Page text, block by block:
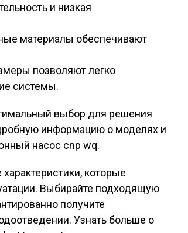
и низкая
материалы обеспечивают
позволяют легко
системы.
выбор для решения
информацию о моделях и
насос cnp wq.
которые
Выбирайте подходящую
получите
Узнать больше о